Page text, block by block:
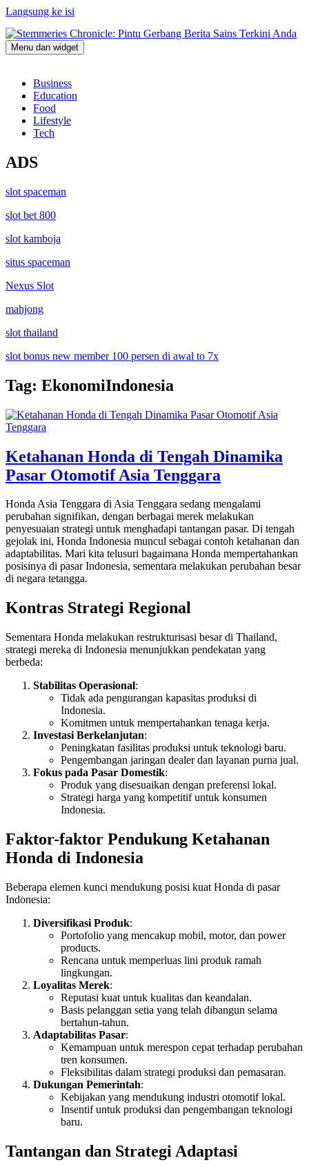
Langsung ke isi
Stemmeries Chronicle: Pintu Gerbang Berita Sains Terkini Anda
Menu dan widget
Business
Education
Food
Lifestyle
Tech
ADS
slot spaceman
slot bet 800
slot kamboja
situs spaceman
Nexus Slot
mahjong
slot thailand
slot bonus new member 100 persen di awal to 7x
Tag: EkonomiIndonesia
Ketahanan Honda di Tengah Dinamika
Pasar Otomotif Asia Tenggara
Honda Asia Tenggara di Asia Tenggara sedang mengalami
perubahan signifikan, dengan berbagai merek melakukan
penyesuaian strategi untuk menghadapi tantangan pasar. Di tengah
gejolak ini, Honda Indonesia muncul sebagai contoh ketahanan dan
adaptabilitas. Mari kita telusuri bagaimana Honda mempertahankan
posisinya di pasar Indonesia, sementara melakukan perubahan besar
di negara tetangga.
Kontras Strategi Regional
Sementara Honda melakukan restrukturisasi besar di Thailand,
strategi mereka di Indonesia menunjukkan pendekatan yang
berbeda:
Stabilitas Operasional:
Tidak ada pengurangan kapasitas produksi di
Indonesia.
Komitmen untuk mempertahankan tenaga kerja.
Investasi Berkelanjutan:
Peningkatan fasilitas produksi untuk teknologi baru.
Pengembangan jaringan dealer dan layanan purna jual.
Fokus pada Pasar Domestik:
Produk yang disesuaikan dengan preferensi lokal.
Strategi harga yang kompetitif untuk konsumen
Indonesia.
Faktor-faktor Pendukung Ketahanan
Honda di Indonesia
Beberapa elemen kunci mendukung posisi kuat Honda di pasar
Indonesia:
Diversifikasi Produk:
Portofolio yang mencakup mobil, motor, dan power
products.
Rencana untuk memperluas lini produk ramah
lingkungan.
Loyalitas Merek:
Reputasi kuat untuk kualitas dan keandalan.
Basis pelanggan setia yang telah dibangun selama
bertahun-tahun.
Adaptabilitas Pasar:
Kemampuan untuk merespon cepat terhadap perubahan
tren konsumen.
Fleksibilitas dalam strategi produksi dan pemasaran.
Dukungan Pemerintah:
Kebijakan yang mendukung industri otomotif lokal.
Insentif untuk produksi dan pengembangan teknologi
baru.
Tantangan dan Strategi Adaptasi